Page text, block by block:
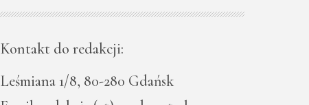
Kontakt do redakcji:
Leśmiana 1/8, 80-280 Gdańsk